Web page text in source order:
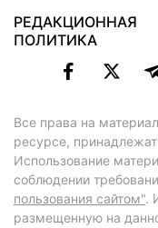
РЕДАКЦИОННАЯ
ПОЛИТИКА
Все права на
ресурсе,
Использование
соблюдении
пользования сайтом".
размещенную на